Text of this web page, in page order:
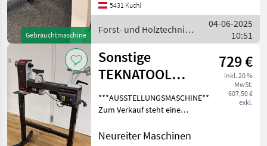
Gebrauchtmaschine
einer Spitzenweite von 680
5431 Kuchl
Forst- und Holztechnik
/ Sonstige
04-06-2025
10:51
Sonstige
TEKNATOOL
COMET DR 2
inkl.
729 €
inkl. 20 %
MwSt.
607,50 €
exkl.
***AUSSTELLUNGSMASCHINE***
Zum Verkauf steht eine
Comet 2 DR Drechselbank
Neureiter Maschinen